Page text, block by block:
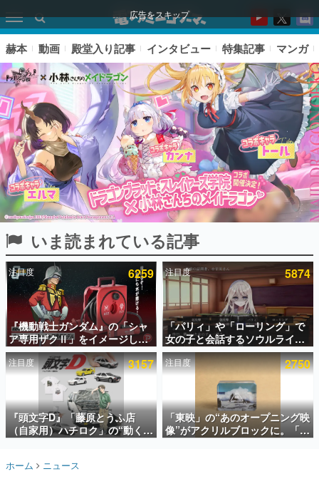
広告をスキップ
ピックアップ
電ファミのいま読まれている記事ランキング
アプリセール情報
インタビュー
連載・特集一覧
殿堂入り記事
SNS拡散数が数千以上！ ページビュー数万以上！ などな
ど。多くの人々に読まれた、電ファミ渾身の“殿堂入り”記
事をまとめました。
名作ゲームクリエイターの方々に製作時のエピソードをお
赫本 動画 殿堂入り記事 インタビュー 特集記事 マンガ
いま読まれている記事
注目度 6259
『機動戦士ガンダム』の「シャ
ア専用ザクⅡ」をイメージした
散水ホースリールが予約開始。
本体にはシャアのパーソナルマ
ークやジオン公国軍のエンブレ
ム、型式番号などを配置
注目度 5874
「パリィ」や「ローリング」で
女の子と会話するソウルライク
恋愛ゲーム『小早川さんはソウ
ルライク』無料公開。返事に失
敗すると「YOU DIED」
注目度 3157
『頭文字D』「藤原とうふ店
（自家用）ハチロク」の“動くテ
ィッシュケース”が買えるポップ
ガの舞台である群馬の「イオン
注目度 2750
「東映」の“あのオープニング映
像”がアクリルブロックに。「東
映ヒストリカル グッズコレクシ
ホーム ニュース